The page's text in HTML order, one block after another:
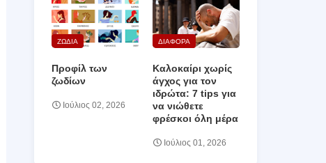
ΖΩΔΙΑ
Προφίλ των
ζωδίων
Ιούλιος 02, 2026
ΔΙΑΦΟΡΑ
Καλοκαίρι χωρίς
άγχος για τον
ιδρώτα: 7 tips για
να νιώθετε
φρέσκοι όλη μέρα
Ιούλιος 01, 2026